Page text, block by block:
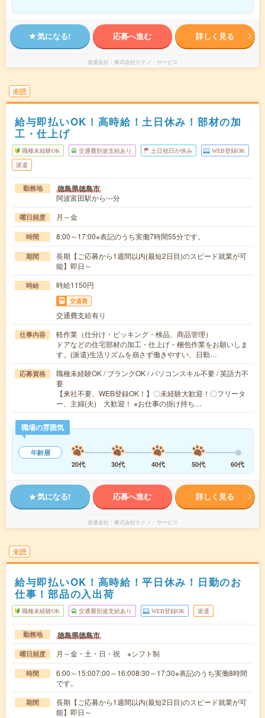
気になる! 応募へ進む 詳しく見る
派遣会社 株式会社テクノ・サービス
未読
給与即払いOK！高時給！土日休み！部材の加
工・仕上げ
職種未経験OK 交通費別途支給あり 土日祝日が休み WEB登録OK
派遣
勤務地 徳島県徳島市
阿波富田駅から---分
曜日頻度 月～金
時間 8:00～17:00※表記のうち実働7時間55分です。
期間
長期【ご応募から1週間以内(最短2日目)のスピード就業が可
能】即日～
時給 時給1150円
交通費
交通費支給有り
仕事内容
軽作業（仕分け・ピッキング・検品、商品管理）
ドアなどの住宅部材の加工・仕上げ・梱包作業をお願いしま
す。(派遣)生活リズムを崩さず働きやすい、日勤…
応募資格
職種未経験OK / ブランクOK / パソコンスキル不要 / 英語力不
要
【来社不要、WEB登録OK！】〇未経験大歓迎！〇フリータ
ー、主婦(夫) 大歓迎！ ※お仕事の掛け持ち…
職場の雰囲気
年齢層
20代
30代 40代 50代 60代
気になる! 応募へ進む 詳しく見る
派遣会社 株式会社テクノ・サービス
未読
給与即払いOK！高時給！平日休み！日勤のお
仕事！部品の入出荷
職種未経験OK 交通費別途支給あり WEB登録OK 派遣
勤務地 徳島県徳島市
曜日頻度 月～金・土・日・祝 ※シフト制
時間
6:00～15:007:00～16:008:30～17:30※表記のうち実働8時間
です。
期間
長期【ご応募から1週間以内(最短2日目)のスピード就業が可
能】即日～